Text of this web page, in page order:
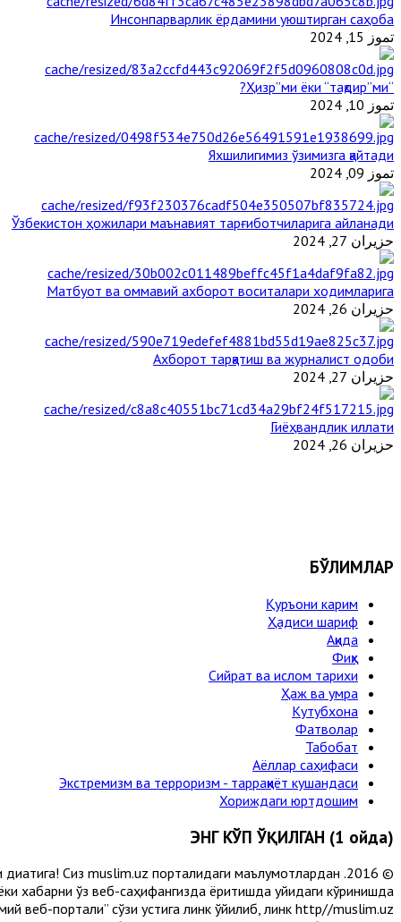
Инсонпарварлик ёрдамини уюштирган саҳоба
تموز 15, 2024
“Ҳизр”ми ёки “тақдир”ми?
تموز 10, 2024
Яхшилигимиз ўзимизга қайтади
تموز 09, 2024
Ўзбекистон ҳожилари маънавият тарғиботчиларига айланади
حزيران 27, 2024
Матбуот ва оммавий ахборот воситалари ходимларига
حزيران 26, 2024
Ахборот тарқатиш ва журналист одоби
حزيران 27, 2024
Гиёҳвандлик иллати
حزيران 26, 2024
БЎЛИМЛАР
Қуръони карим
Ҳадиси шариф
Ақида
Фиқҳ
Сийрат ва ислом тарихи
Ҳаж ва умра
Кутубхона
Фатволар
Табобат
Аёллар саҳифаси
Экстремизм ва терроризм - тарраққиёт кушандаси
Хориждаги юртдошим
ЭНГ КЎП ЎҚИЛГАН (1 ойда)
диққатига! Сиз muslim.uz порталидаги маълумотлардан
хабарни ўз веб-саҳифангизда ёритишда қуйидаги кўринишда
веб-портали” сўзи устига линк қўйилиб, линк http//muslim.uz